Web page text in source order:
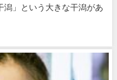
潟」という大きな干潟があ